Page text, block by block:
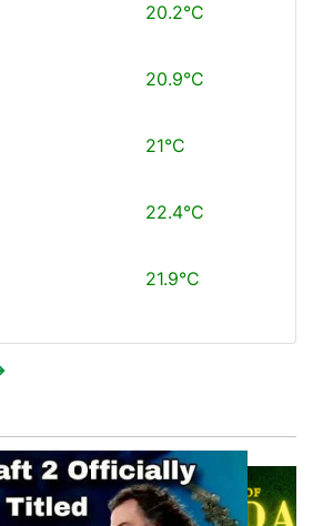
20.2°C
20.9°C
21°C
22.4°C
21.9°C